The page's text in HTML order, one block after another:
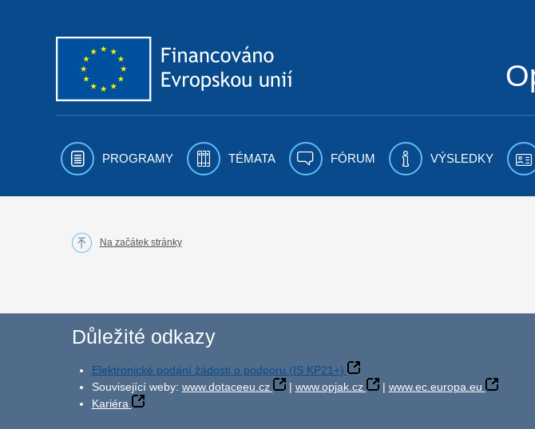
PROGRAMY TÉMATA FÓRUM VÝSLEDKY
Na začátek stránky
Důležité odkazy
Elektronické podání žádosti o podporu (IS KP21+)
Související weby: www.dotaceeu.cz | www.opjak.cz | www.ec.europa.eu
Kariéra